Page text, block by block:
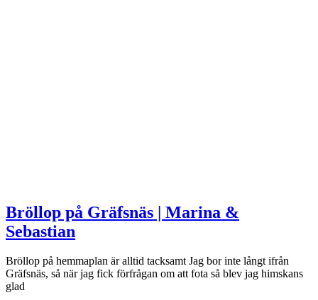
Bröllop på Gräfsnäs | Marina &
Sebastian
Bröllop på hemmaplan är alltid tacksamtJag bor inte långt ifrån
Gräfsnäs, så när jag fick förfrågan om att fota så blev jag himskans
glad